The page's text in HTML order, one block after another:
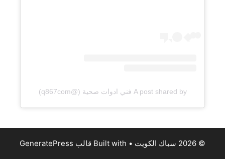
A post shared by فني ادوات صحية (@q867com)
© 2026 سباك الكويت • Built with قالب GeneratePress